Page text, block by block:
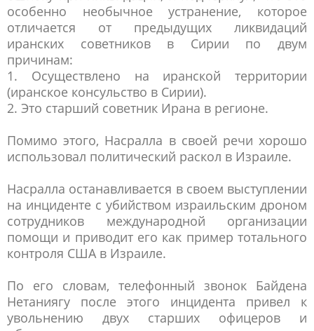
особенно необычное устранение, которое
отличается от предыдущих ликвидаций
иранских советников в Сирии по двум
причинам:
1. Осуществлено на иранской территории
(иранское консульство в Сирии).
2. Это старший советник Ирана в регионе.
Помимо этого, Насралла в своей речи хорошо
использовал политический раскол в Израиле.
Насралла останавливается в своем выступлении
на инциденте с убийством израильским дроном
сотрудников международной организации
помощи и приводит его как пример тотального
контроля США в Израиле.
По его словам, телефонный звонок Байдена
Нетаниягу после этого инцидента привел к
увольнению двух старших офицеров и